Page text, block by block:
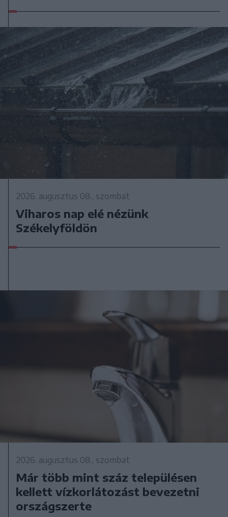
2026. augusztus 08., szombat
Viharos nap elé nézünk
Székelyföldön
2026. augusztus 08., szombat
Már több mint száz településen
kellett vízkorlátozást bevezetni
országszerte